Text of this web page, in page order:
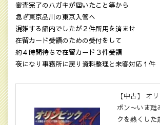
審査完了のハガキが届いたこと等から
急ぎ東京品川の東京入管へ
混雑する館内でしたが２件所用を済ませ
在留カード受領のための受付をして
約４時間待ちで在留カード３件受領
夜になり事務所に戻り資料整理と来客対応１件
【中古】 オ
ポン〜いま
クを熱くした